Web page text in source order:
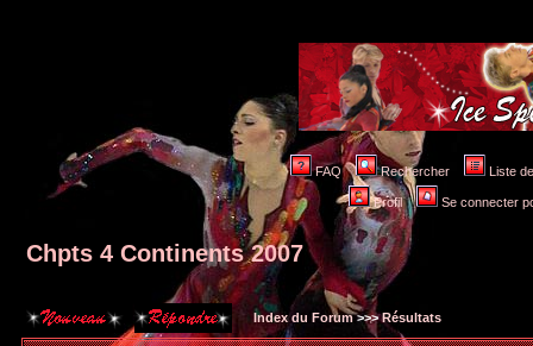
FAQ Rechercher Liste
Profil Se connecter
Chpts 4 Continents 2007
Index du Forum>>>Résultats